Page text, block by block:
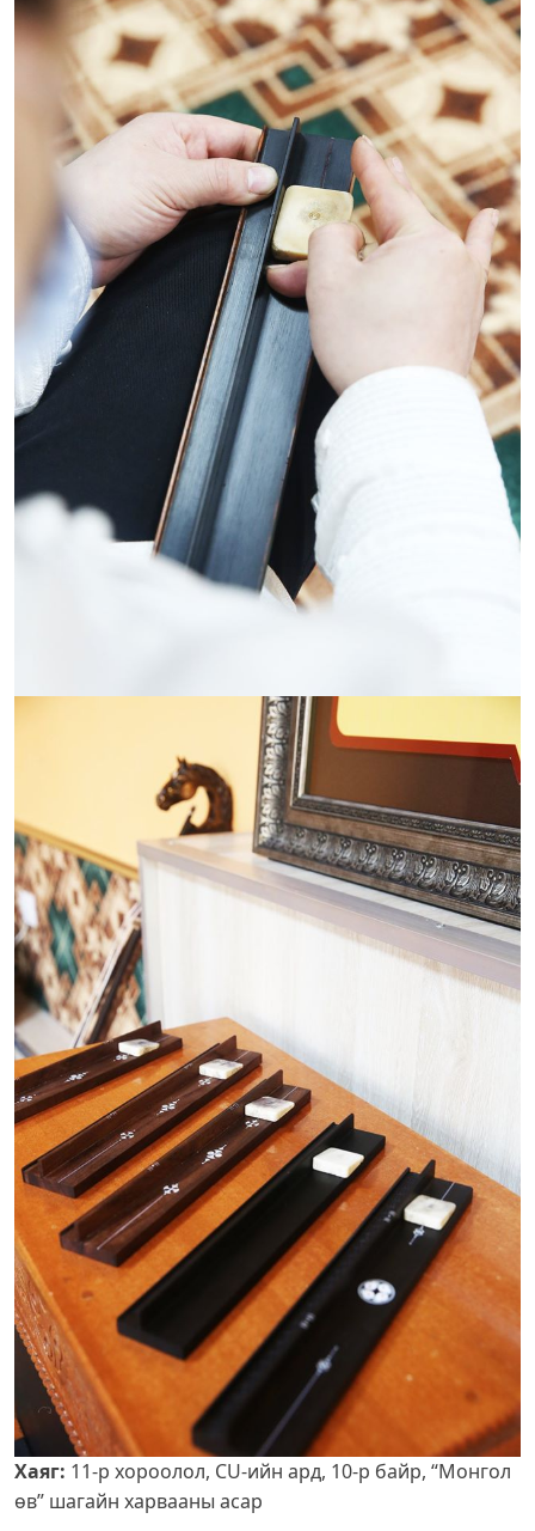
Хаяг: 11-р хороолол, CU-ийн ард, 10-р байр, “Монгол
өв” шагайн харвааны асар